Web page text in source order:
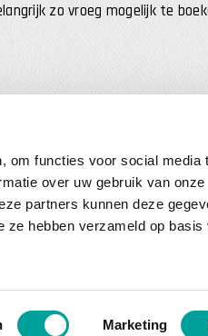
om functies voor social media
over uw gebruik van onze
partners kunnen deze
ze hebben verzameld op basis
Marketing
zo vroeg mogelijk te
Meld je aan en ontvang
Voornaam (Vereist)